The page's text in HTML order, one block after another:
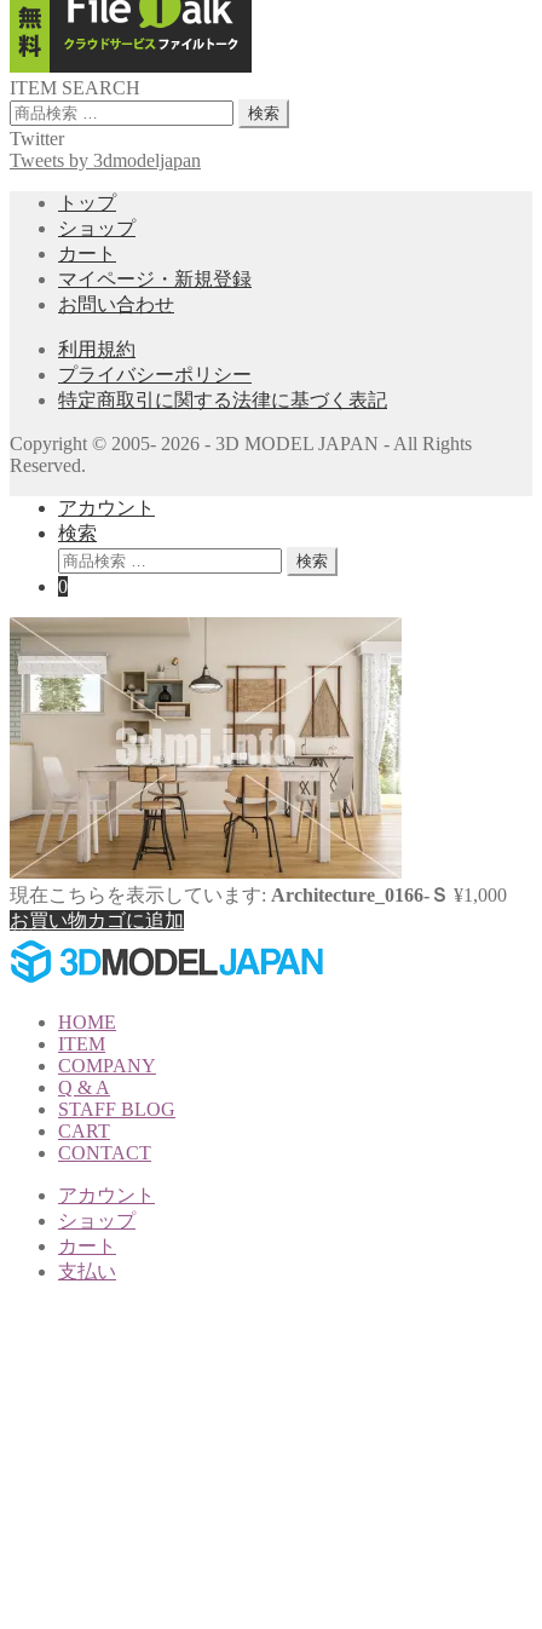
ITEM SEARCH
検
索
対
検索
Twitter
Tweets by 3dmodeljapan
トップ
ショップ
カート
マイページ・新規登録
お問い合わせ
利用規約
プライバシーポリシー
特定商取引に関する法律に基づく表記
Copyright © 2005- 2026 - 3D MODEL JAPAN - All Rights
Reserved.
アカウント
検索
検
索
象:
検索
0
現在こちらを表示しています: Architecture_0166-Ｓ ¥1,000
お買い物カゴに追加
HOME
ITEM
COMPANY
Q & A
STAFF BLOG
CART
CONTACT
アカウント
ショップ
カート
支払い